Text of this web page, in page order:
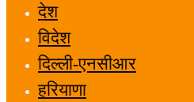
देश
विदेश
दिल्ली-एनसीआर
हरियाणा